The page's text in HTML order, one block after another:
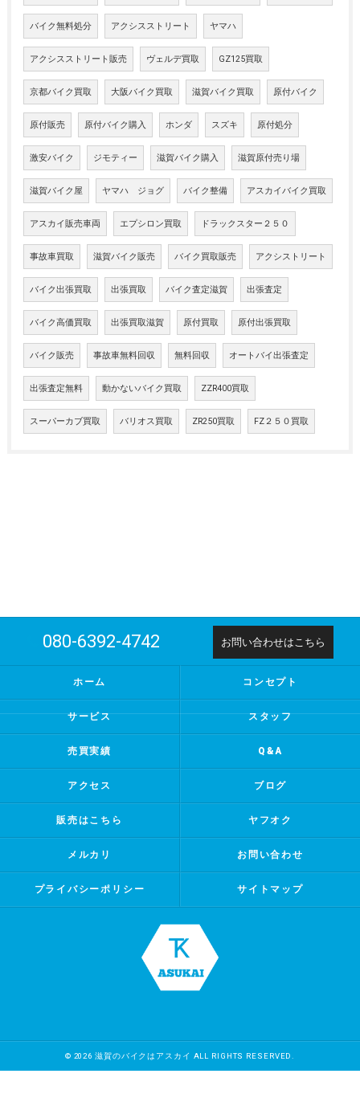
バイク無料処分 アクシスストリート ヤマハ
アクシスストリート販売 ヴェルデ買取 GZ125買取
京都バイク買取 大阪バイク買取 滋賀バイク買取 原付バイク
原付販売 原付バイク購入 ホンダ スズキ 原付処分
激安バイク ジモティー 滋賀バイク購入 滋賀原付売り場
滋賀バイク屋 ヤマハ ジョグ バイク整備 アスカイバイク買取
アスカイ販売車両 エプシロン買取 ドラックスター２５０
事故車買取 滋賀バイク販売 バイク買取販売 アクシストリート
バイク出張買取 出張買取 バイク査定滋賀 出張査定
バイク高価買取 出張買取滋賀 原付買取 原付出張買取
バイク販売 事故車無料回収 無料回収 オートバイ出張査定
出張査定無料 動かないバイク買取 ZZR400買取
スーパーカブ買取 バリオス買取 ZR250買取 FZ２５０買取
080-6392-4742 お問い合わせはこちら
ホーム コンセプト
サービス スタッフ
売買実績 Q&A
アクセス ブログ
販売はこちら ヤフオク
メルカリ お問い合わせ
プライバシーポリシー サイトマップ
© 2026 滋賀のバイクはアスカイ ALL RIGHTS RESERVED.